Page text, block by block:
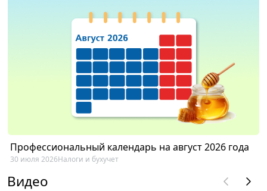
Профессиональный календарь на август 2026 года
30 июля 2026Налоги и бухучет
Видео